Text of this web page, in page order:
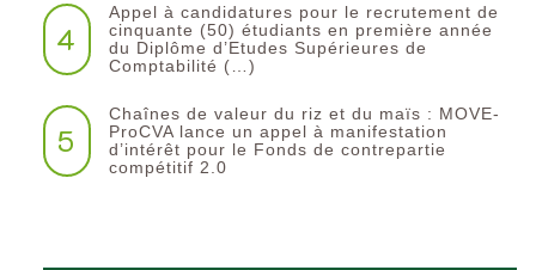
4
Appel à candidatures pour le recrutement de
cinquante (50) étudiants en première année
du Diplôme d’Etudes Supérieures de
Comptabilité (…)
5
Chaînes de valeur du riz et du maïs : MOVE-
ProCVA lance un appel à manifestation
d’intérêt pour le Fonds de contrepartie
compétitif 2.0